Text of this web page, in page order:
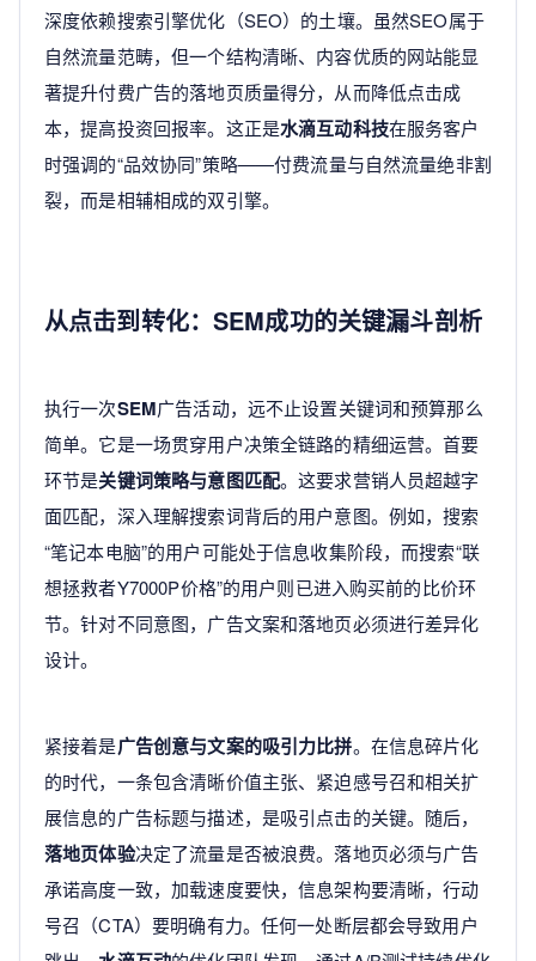
深度依赖搜索引擎优化（SEO）的土壤。虽然SEO属于
自然流量范畴，但一个结构清晰、内容优质的网站能显
著提升付费广告的落地页质量得分，从而降低点击成
本，提高投资回报率。这正是水滴互动科技在服务客户
时强调的“品效协同”策略——付费流量与自然流量绝非割
裂，而是相辅相成的双引擎。
从点击到转化：SEM成功的关键漏斗剖析
执行一次SEM广告活动，远不止设置关键词和预算那么
简单。它是一场贯穿用户决策全链路的精细运营。首要
环节是关键词策略与意图匹配。这要求营销人员超越字
面匹配，深入理解搜索词背后的用户意图。例如，搜索
“笔记本电脑”的用户可能处于信息收集阶段，而搜索“联
想拯救者Y7000P价格”的用户则已进入购买前的比价环
节。针对不同意图，广告文案和落地页必须进行差异化
设计。
紧接着是广告创意与文案的吸引力比拼。在信息碎片化
的时代，一条包含清晰价值主张、紧迫感号召和相关扩
展信息的广告标题与描述，是吸引点击的关键。随后，
落地页体验决定了流量是否被浪费。落地页必须与广告
承诺高度一致，加载速度要快，信息架构要清晰，行动
号召（CTA）要明确有力。任何一处断层都会导致用户